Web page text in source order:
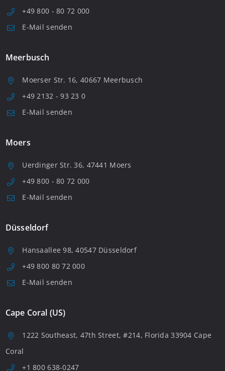
+49 800 - 80 72 000
E-Mail senden
Meerbusch
Moerser Str. 16, 40667 Meerbusch
+49 2132 - 93 23 0
E-Mail senden
Moers
Uerdinger Str. 36, 47441 Moers
+49 800 - 80 72 000
E-Mail senden
Düsseldorf
Hansaallee 98, 40547 Düsseldorf
+49 800 80 72 000
E-Mail senden
Cape Coral (US)
1222 Southeast, 47th Street, #214, Florida 33904 Cape
Coral
+1 800 638-0247